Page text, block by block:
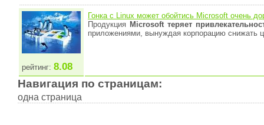
рейтинг: 8.08
Гонка с Linux может обойтись Microsoft очень
Продукция Microsoft теряет
приложениями, вынуждая корпорацию снижать
Навигация по страницам:
одна страница